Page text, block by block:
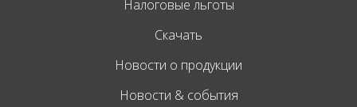
Налоговые льготы
Скачать
Новости о продукции
Новости & события